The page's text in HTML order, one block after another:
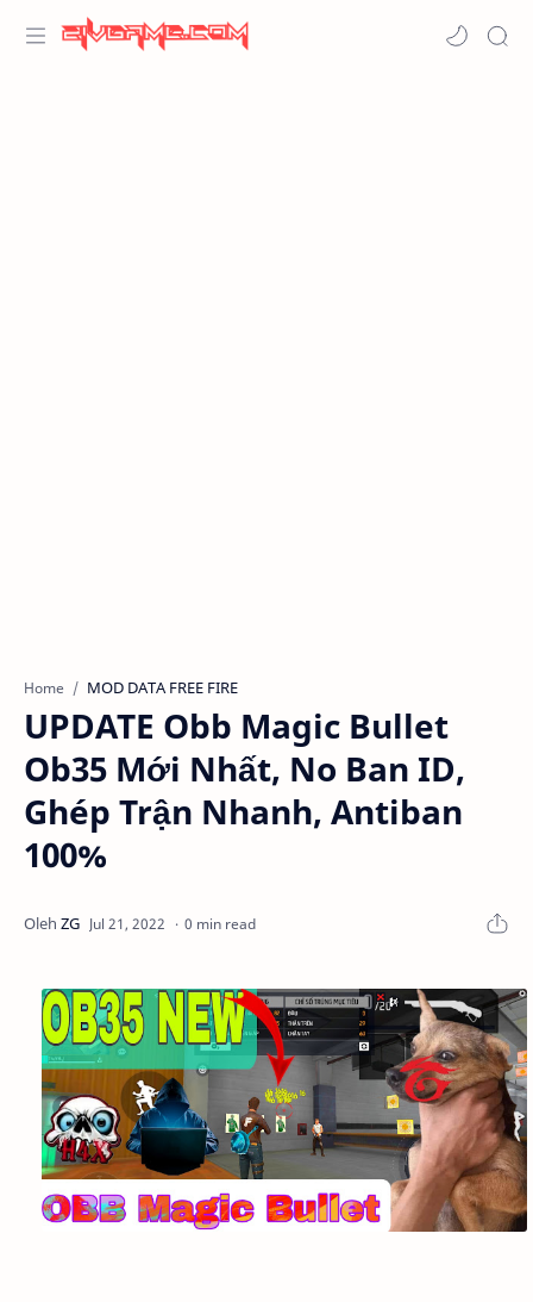
Home MOD DATA FREE FIRE
UPDATE Obb Magic Bullet
Ob35 Mới Nhất, No Ban ID,
Ghép Trận Nhanh, Antiban
100%
0 min read